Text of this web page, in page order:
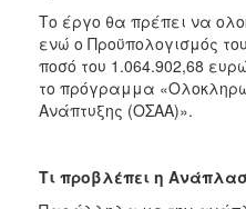
Το έργο θα πρέπει να
ενώ ο Προϋπολογισμός
ποσό του 1.064.902,68
το πρόγραμμα
Ανάπτυξης (ΟΣΑΑ)».
Τι προβλέπει η